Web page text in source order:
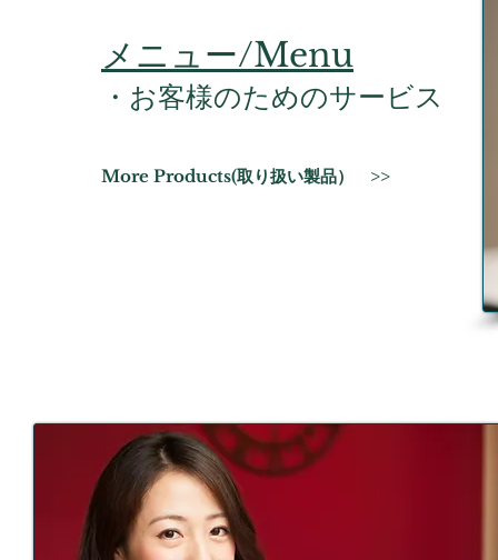
​メニュー/Menu
・お客様のためのサービス
More Products(取り扱い製品） >>